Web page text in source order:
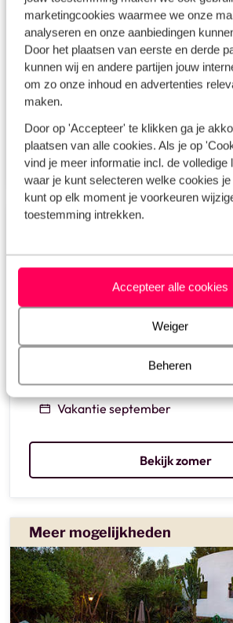
marketingcookies waarmee we onze
analyseren en onze aanbiedingen
Door het plaatsen van eerste en derde
kunnen wij en andere partijen jouw
om zo onze inhoud en advertenties
maken.
Door op 'Accepteer' te klikken ga je
plaatsen van alle cookies. Als je op
vind je meer informatie incl. de volledige
waar je kunt selecteren welke cookies
kunt op elk moment je voorkeuren
toestemming intrekken.
Accepteer alle cookies
Weiger
Beheren
Vakantie november
Vakantie januari
Vakantie februari
Vakantie maart
Bekijk winterzon
Zoek in de zomer
Vakantie mei
Vakantie juli
Vakantie september
Bekijk zomer
Meer mogelijkheden